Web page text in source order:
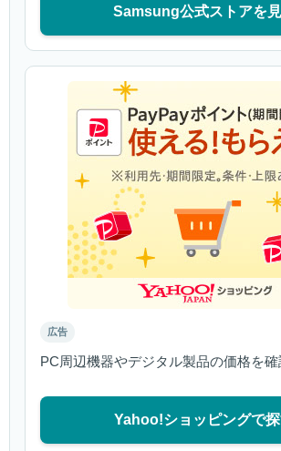
Samsung公式ストアを
広告
PC周辺機器やデジタル製品の価格を確
Yahoo!ショッピングで